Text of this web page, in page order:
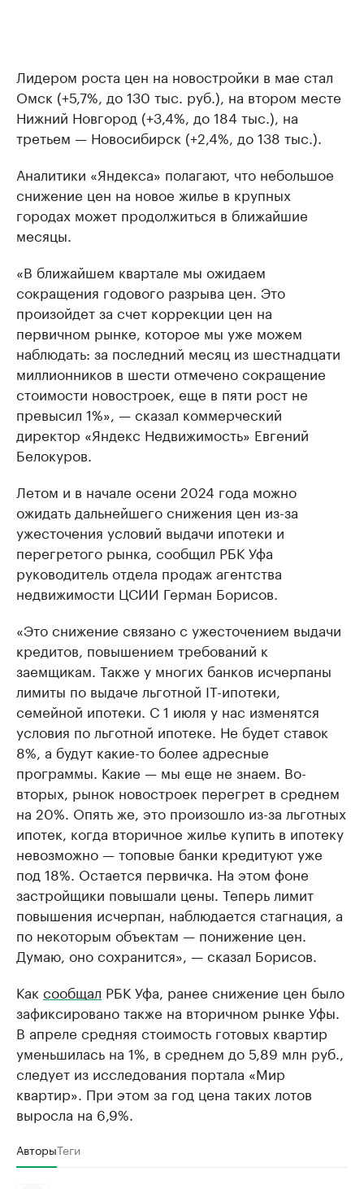
Лидером роста цен на новостройки в мае стал
Омск (+5,7%, до 130 тыс. руб.), на втором месте
Нижний Новгород (+3,4%, до 184 тыс.), на
третьем — Новосибирск (+2,4%, до 138 тыс.).
Аналитики «Яндекса» полагают, что небольшое
снижение цен на новое жилье в крупных
городах может продолжиться в ближайшие
месяцы.
«В ближайшем квартале мы ожидаем
сокращения годового разрыва цен. Это
произойдет за счет коррекции цен на
первичном рынке, которое мы уже можем
наблюдать: за последний месяц из шестнадцати
миллионников в шести отмечено сокращение
стоимости новостроек, еще в пяти рост не
превысил 1%», — сказал коммерческий
директор «Яндекс Недвижимость» Евгений
Белокуров.
Летом и в начале осени 2024 года можно
ожидать дальнейшего снижения цен из-за
ужесточения условий выдачи ипотеки и
перегретого рынка, сообщил РБК Уфа
руководитель отдела продаж агентства
недвижимости ЦСИИ Герман Борисов.
«Это снижение связано с ужесточением выдачи
кредитов, повышением требований к
заемщикам. Также у многих банков исчерпаны
лимиты по выдаче льготной IT-ипотеки,
семейной ипотеки. С 1 июля у нас изменятся
условия по льготной ипотеке. Не будет ставок
8%, а будут какие-то более адресные
программы. Какие — мы еще не знаем. Во-
вторых, рынок новостроек перегрет в среднем
на 20%. Опять же, это произошло из-за льготных
ипотек, когда вторичное жилье купить в ипотеку
невозможно — топовые банки кредитуют уже
под 18%. Остается первичка. На этом фоне
застройщики повышали цены. Теперь лимит
повышения исчерпан, наблюдается стагнация, а
по некоторым объектам — понижение цен.
Думаю, оно сохранится», — сказал Борисов.
Как сообщал РБК Уфа, ранее снижение цен было
зафиксировано также на вторичном рынке Уфы.
В апреле средняя стоимость готовых квартир
уменьшилась на 1%, в среднем до 5,89 млн руб.,
следует из исследования портала «Мир
квартир». При этом за год цена таких лотов
выросла на 6,9%.
АвторыТеги